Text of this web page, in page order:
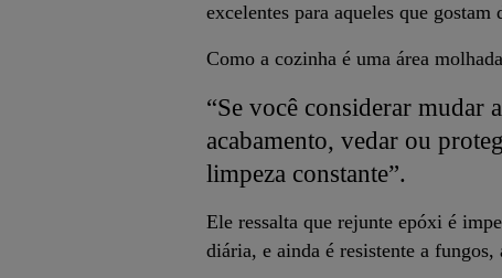
excelentes para aqueles que gostam
Como a cozinha é uma área
“Se você considerar mudar
acabamento, vedar ou
limpeza constante”.
Ele ressalta que rejunte epóxi é
diária, e ainda é resistente a